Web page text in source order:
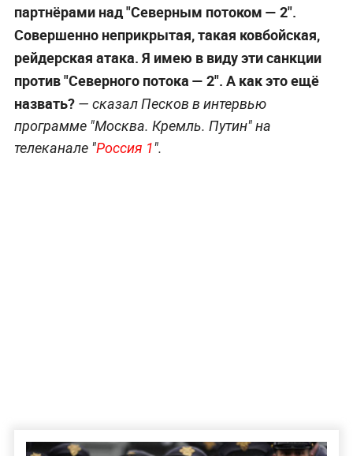
партнёрами над "Северным потоком — 2".
Совершенно неприкрытая, такая ковбойская,
рейдерская атака. Я имею в виду эти санкции
против "Северного потока — 2". А как это ещё
назвать?— сказал Песков в интервью
программе "Москва. Кремль. Путин" на
телеканале "Россия 1".